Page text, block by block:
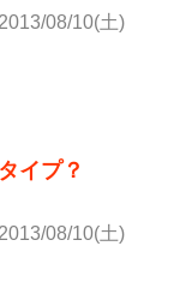
2013/08/10(土)
イプ？
2013/08/10(土)